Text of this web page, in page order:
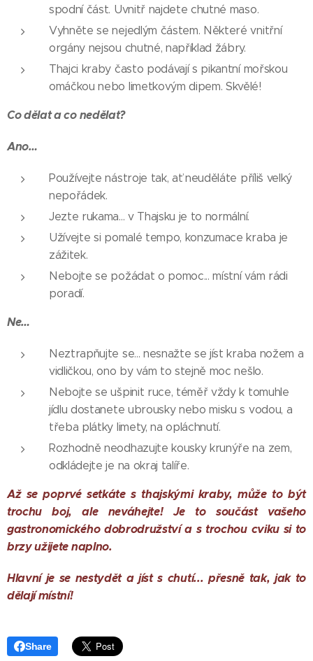
spodní část. Uvnitř najdete chutné maso.
Vyhněte se nejedlým částem. Některé vnitřní
orgány nejsou chutné, například žábry.
Thajci kraby často podávají s pikantní mořskou
omáčkou nebo limetkovým dipem. Skvělé!
Co dělat a co nedělat?
Ano…
Používejte nástroje tak, ať neuděláte příliš velký
nepořádek.
Jezte rukama... v Thajsku je to normální.
Užívejte si pomalé tempo, konzumace kraba je
zážitek.
Nebojte se požádat o pomoc... místní vám rádi
poradí.
Ne…
Neztrapňujte se... nesnažte se jíst kraba nožem a
vidličkou, ono by vám to stejně moc nešlo.
Nebojte se ušpinit ruce, téměř vždy k tomuhle
jídlu dostanete ubrousky nebo misku s vodou, a
třeba plátky limety, na opláchnutí.
Rozhodně neodhazujte kousky krunýře na zem,
odkládejte je na okraj talíře.
Až se poprvé setkáte s thajskými kraby, může to být
trochu boj, ale neváhejte! Je to součást vašeho
gastronomického dobrodružství a s trochou cviku si to
brzy užijete naplno.
Hlavní je se nestydět a jíst s chutí... přesně tak, jak to
dělají místní!
Share